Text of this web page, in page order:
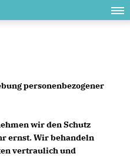
personenbezogener
wir den Schutz
ernst. Wir behandeln
vertraulich und